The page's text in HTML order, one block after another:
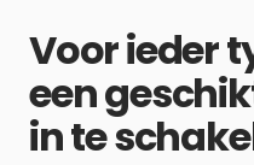
Voor ieder
een
in te